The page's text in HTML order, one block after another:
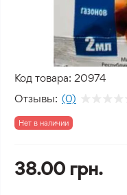
Код товара: 20974
Отзывы: (0)
Нет в наличии
38.00 грн.